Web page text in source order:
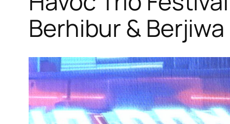
Berhibur &